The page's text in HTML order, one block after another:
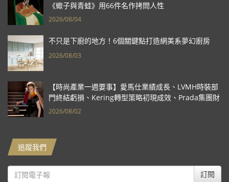
《蠍子與青蛙》用66件名作拷問人性
2026/08/04
不只是下廚的地方！6個關鍵點打造網美系夢幻廚房
2026/08/03
【時尚產業一週要事】愛馬仕業績成長、LVMH時裝部
門終結虧損、Kering轉型策略初現成效、Prada集團財
報亮眼
2026/08/02
追蹤我們
訂閱